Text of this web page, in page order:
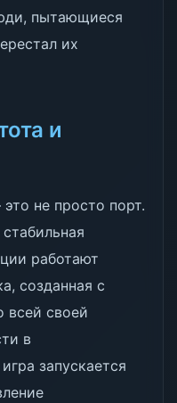
пытающиеся
их
и
не просто порт.
работают
созданная с
всей своей
в
запускается